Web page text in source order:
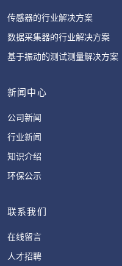
传感器的行业解决方案
数据采集器的行业解决方案
基于振动的测试测量解决方案
新闻中心
公司新闻
行业新闻
知识介绍
环保公示
联系我们
在线留言
人才招聘